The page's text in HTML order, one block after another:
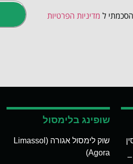
ל מדיניות הפרטיות
–
שופינג בלימסול
שוק לימסול אגורה (Limassol
Agora)